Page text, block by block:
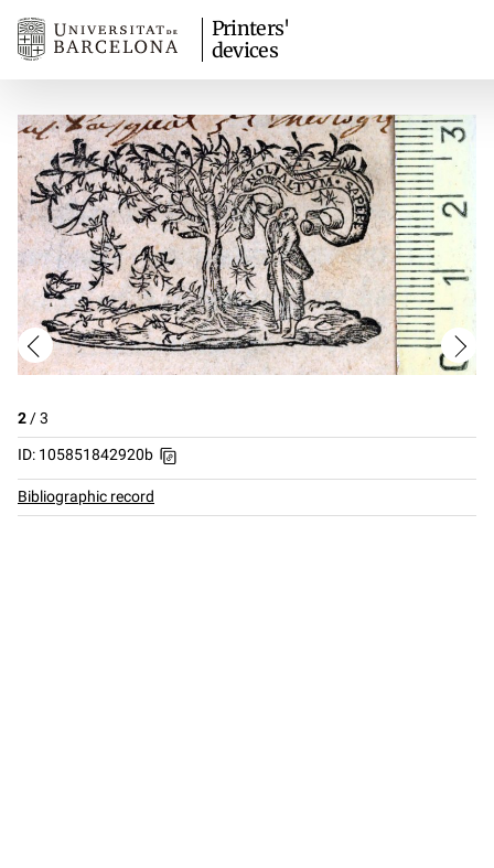
Printers'
devices
2/3
ID: 105851842920b
Bibliographic record